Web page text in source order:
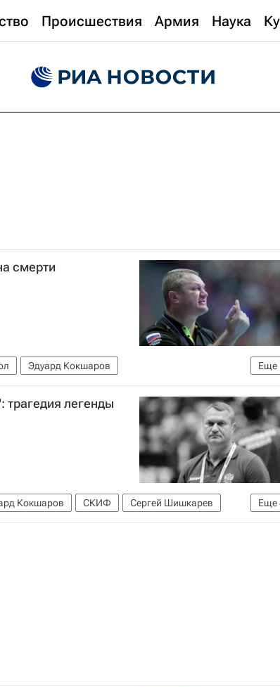
Происшествия Армия Наука
смерти
Еще
Эдуард Кокшаров
легенды
Еще
Кокшаров СКИФ
Сергей Шишкарев
спорта
Материалы РИА Спорт